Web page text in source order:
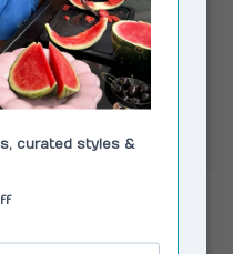
RÉSUMÉ
AmyRS Skirt Black